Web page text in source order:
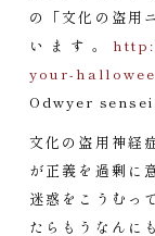
の「文化の盗用
います。
your-
Odwyer
文化の盗用神経
が正義を過剰に
迷惑をこうむっ
たらもうなんに